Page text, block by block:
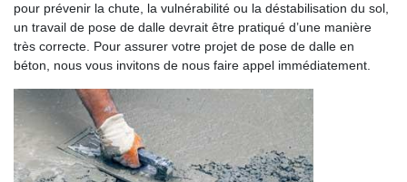
pour prévenir la chute, la vulnérabilité ou la déstabilisation du sol,
un travail de pose de dalle devrait être pratiqué d’une manière
très correcte. Pour assurer votre projet de pose de dalle en
béton, nous vous invitons de nous faire appel immédiatement.